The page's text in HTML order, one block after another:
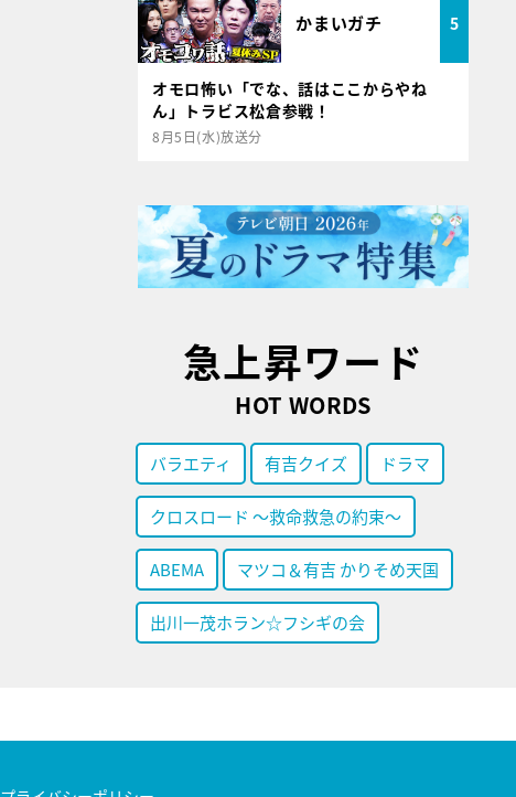
かまいガチ 5
オモロ怖い「でな、話はここからやね
ん」トラビス松倉参戦！
8月5日(水)放送分
急上昇ワード
HOT WORDS
バラエティ 有吉クイズ ドラマ
クロスロード ～救命救急の約束～
ABEMA マツコ＆有吉 かりそめ天国
出川一茂ホラン☆フシギの会